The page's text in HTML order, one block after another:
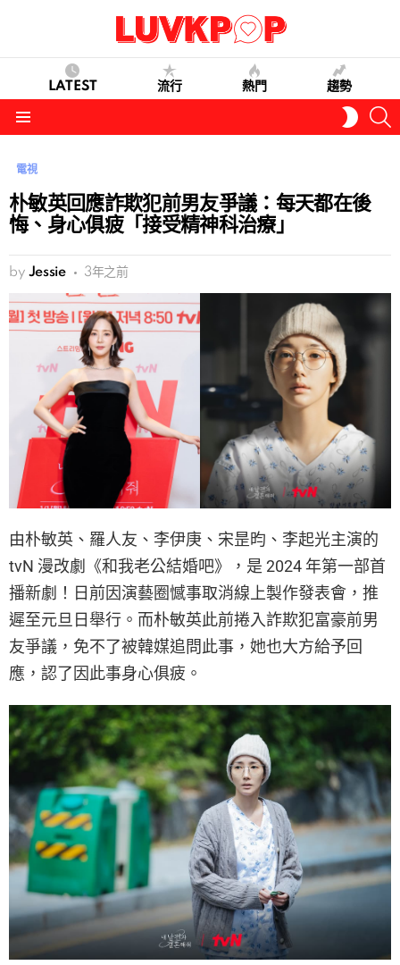
LATEST 流行 熱門 趨勢
SKIN
電視
朴敏英回應詐欺犯前男友爭議：每天都在後
悔、身心俱疲「接受精神科治療」
by Jessie 3年之前
由朴敏英、羅人友、李伊庚、宋昰昀、李起光主演的
tvN 漫改劇《和我老公結婚吧》，是 2024 年第一部首
播新劇！日前因演藝圈憾事取消線上製作發表會，推
遲至元旦日舉行。而朴敏英此前捲入詐欺犯富豪前男
友爭議，免不了被韓媒追問此事，她也大方給予回
應，認了因此事身心俱疲。